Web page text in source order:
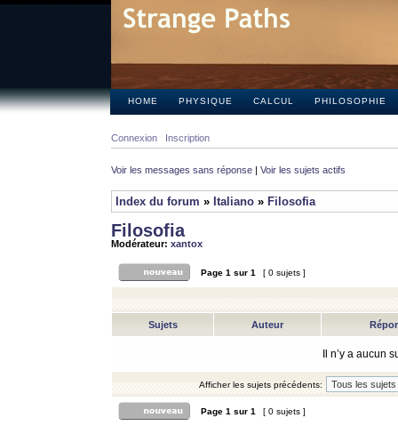
HOME PHYSIQUE CALCUL PHILOSOPHIE
Connexion Inscription
Voir les messages sans réponse | Voir les sujets actifs
Index du forum » Italiano » Filosofia
Filosofia
Modérateur: xantox
Page 1 sur 1 [ 0 sujets ]
Sujets Auteur
Il n’y a aucun
Afficher les sujets précédents:
Page 1 sur 1 [ 0 sujets ]